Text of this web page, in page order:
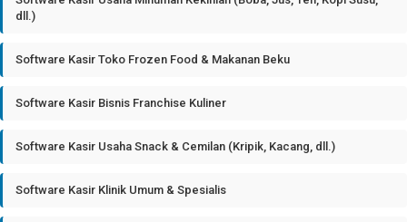
dll.)
Software Kasir Toko Frozen Food & Makanan Beku
Software Kasir Bisnis Franchise Kuliner
Software Kasir Usaha Snack & Cemilan (Kripik, Kacang, dll.)
Software Kasir Klinik Umum & Spesialis